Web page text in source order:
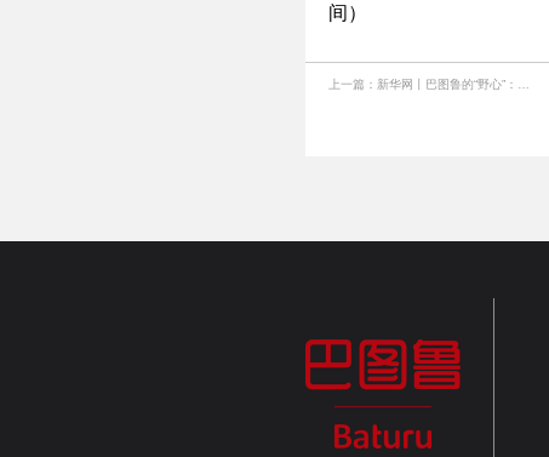
间）
上一篇： 新华网丨巴图鲁的“野心”：重塑汽配供应链